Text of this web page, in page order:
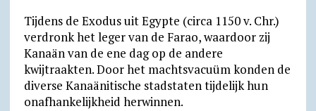
Tijdens de Exodus uit Egypte (circa 1150 v. Chr.)
verdronk het leger van de Farao, waardoor zij
Kanaän van de ene dag op de andere
kwijtraakten. Door het machtsvacuüm konden de
diverse Kanaänitische stadstaten tijdelijk hun
onafhankelijkheid herwinnen.